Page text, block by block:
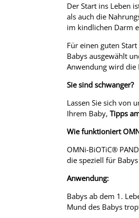
Der Start ins Leben
als auch die
im kindlichen Darm
Für einen guten
Babys ausgewählt
Anwendung wird die
Sie sind schwanger?
Lassen Sie sich von
Ihrem Baby, Tipps
Wie funktioniert
OMNi-BiOTiC®
die speziell für
Anwendung:
Babys ab dem 1.
Mund des Babys